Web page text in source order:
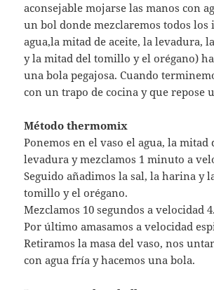
aconsejable mojarse las manos con
un bol donde mezclaremos todos los
agua,la mitad de aceite, la levadura,
y la mitad del tomillo y el orégano)
una bola pegajosa. Cuando
con un trapo de cocina y que repose
Método thermomix
Ponemos en el vaso el agua, la mitad
levadura y mezclamos 1 minuto a
Seguido añadimos la sal, la harina y
tomillo y el orégano.
Mezclamos 10 segundos a velocidad 4.
Por último amasamos a velocidad
Retiramos la masa del vaso, nos
con agua fría y hacemos una bola.